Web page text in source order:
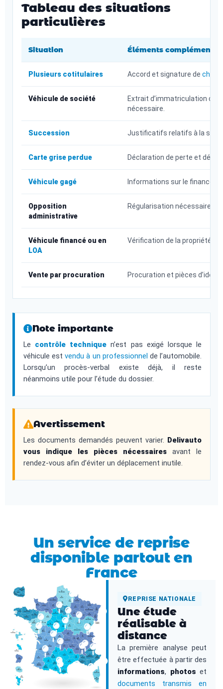
Tableau des situations
particulières
Situation Éléments
Plusieurs cotitulaires Accord et signature de
Véhicule de société
Extrait d’immatriculation de
nécessaire.
Succession Justificatifs relatifs à la
Carte grise perdue Déclaration de perte et
Véhicule gagé Informations sur le
Opposition
administrative
Régularisation nécessaire
Véhicule financé ou en
LOA
Vérification de la propriété et
Vente par procuration Procuration et pièces
Note importante
Le contrôle technique n’est pas exigé lorsque le
véhicule estvendu à un professionnel de l’automobile.
Lorsqu’un procès-verbal existe déjà, il reste
néanmoins utile pour l’étude du dossier.
Avertissement
Les documents demandés peuvent varier. Delivauto
vous indique les pièces nécessaires avant le
rendez-vous afin d’éviter un déplacement inutile.
Un service de reprise
disponible partout en
France
REPRISE NATIONALE
Une étude
réalisable à
distance
La première analyse peut
être effectuée à partir des
informations, photos et
documents transmis en